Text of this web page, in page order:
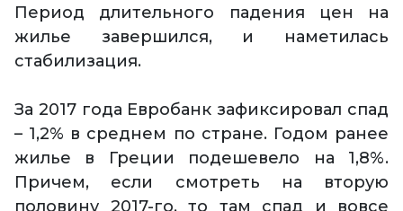
Период длительного падения цен на
жилье завершился, и наметилась
стабилизация.
За 2017 года Евробанк зафиксировал спад
– 1,2% в среднем по стране. Годом ранее
жилье в Греции подешевело на 1,8%.
Причем, если смотреть на вторую
половину 2017-го, то там спад и вовсе